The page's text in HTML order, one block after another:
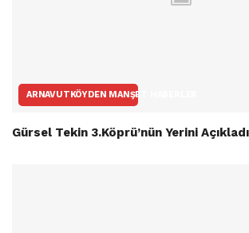
ARNAVUTKÖYDEN MANŞET HABERLER
Gürsel Tekin 3.Köprü’nün Yerini Açıkladı